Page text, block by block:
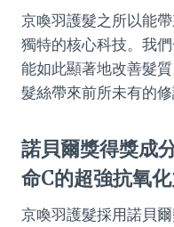
京喚羽護髮之所以能
獨特的核心科技。我
能如此顯著地改善髮
髮絲帶來前所未有的修
諾貝爾獎得獎成
命C的超強抗氧
京喚羽護髮採用諾貝